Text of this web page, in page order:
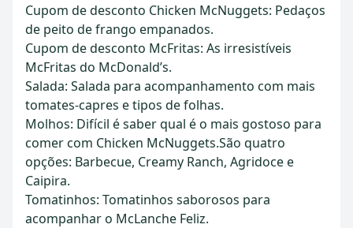
Cupom de desconto Chicken McNuggets: Pedaços
de peito de frango empanados.
Cupom de desconto McFritas: As irresistíveis
McFritas do McDonald’s.
Salada: Salada para acompanhamento com mais
tomates-capres e tipos de folhas.
Molhos: Difícil é saber qual é o mais gostoso para
comer com Chicken McNuggets.São quatro
opções: Barbecue, Creamy Ranch, Agridoce e
Caipira.
Tomatinhos: Tomatinhos saborosos para
acompanhar o McLanche Feliz.